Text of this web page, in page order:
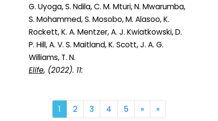
G. Uyoga, S. Ndila, C. M. Mturi, N. Mwarumba,
S. Mohammed, S. Mosobo, M. Alasoo, K.
Rockett, K. A. Mentzer, A. J. Kwiatkowski, D.
P. Hill, A. V. S. Maitland, K. Scott, J. A. G.
Williams, T. N.
Elife, (2022). 11:
1 2 3 4 5 »Next
»Last